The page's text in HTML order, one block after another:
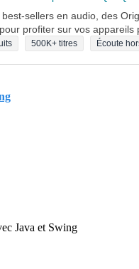
sellers en audio, des
profiter sur vos appareils
500K+ titres Écoute
Java et Swing